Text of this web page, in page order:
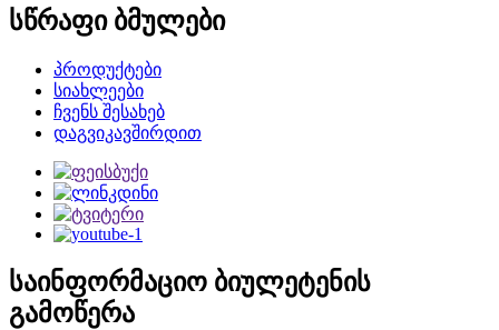
სწრაფი ბმულები
პროდუქტები
სიახლეები
ჩვენს შესახებ
დაგვიკავშირდით
საინფორმაციო ბიულეტენის
გამოწერა